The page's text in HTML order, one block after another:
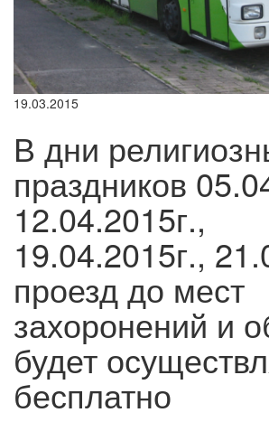
19.03.2015
В дни
праздников
12.04.2015г.,
19.04.2015г.,
проезд до мест
захоронений и
будет
бесплатно